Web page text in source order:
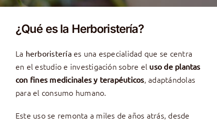
¿Qué es la Herboristería?
La herboristeríaes una especialidad que se centra
en el estudio e investigación sobre el uso de plantas
con fines medicinales y terapéuticos, adaptándolas
para el consumo humano.
Este uso se remonta a miles de años atrás, desde